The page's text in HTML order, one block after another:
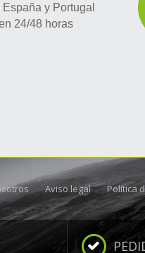
y Portugal
24/48 horas
Aviso legal Política